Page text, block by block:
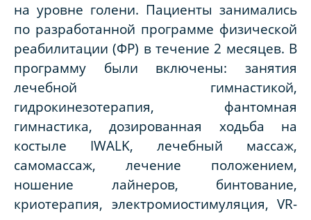
на уровне голени. Пациенты занимались
по разработанной программе физической
реабилитации (ФР) в течение 2 месяцев. В
программу были включены: занятия
лечебной гимнастикой,
гидрокинезотерапия, фантомная
гимнастика, дозированная ходьба на
костыле IWALK, лечебный массаж,
самомассаж, лечение положением,
ношение лайнеров, бинтование,
криотерапия, электромиостимуляция, VR-